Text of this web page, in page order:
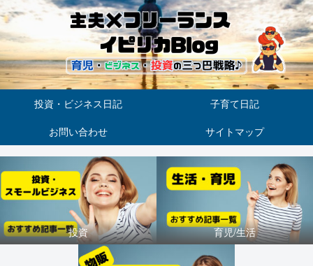
投資・ビジネス日記
子育て日記
お問い合わせ
サイトマップ
投資 育児/生活